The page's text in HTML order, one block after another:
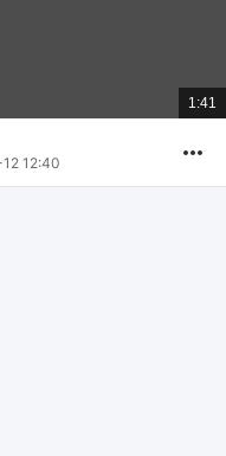
總
共
1:41
12:40